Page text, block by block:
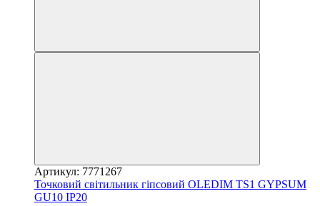
Артикул: 7771267
Точковий світильник гіпсовий OLEDIM TS1 GYPSUM
GU10 IP20